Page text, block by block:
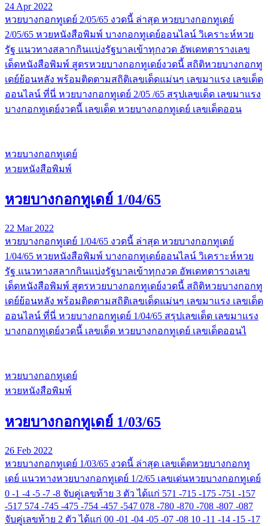
24 Apr 2022
หวยบางกอกทูเดย์ 2/05/65 งวดนี้ ล่าสุด หวยบางกอกทูเดย์
2/05/65 หวยหนังสือพิมพ์ บางกอกทูเดย์ออนไลน์ วิเคราะห์หวย
รัฐ แนวทางสลากกินแบ่งรัฐบาลเข้าทุกงวด อัพเดทตารางเลข
เด็ดหนังสือพิมพ์ สูตรหวยบางกอกทูเดย์งวดนี้ สถิติหวยบางกอกทู
เดย์ย้อนหลัง พร้อมติดตามสถิติเลขเด็ดแม่นๆ เลขมาแรง เลขเด็ด
ออนไลน์ ที่นี่ หวยบางกอกทูเดย์ 2/05 /65 สรุปเลขเด็ด เลขมาแรง
บางกอกทูเดย์งวดนี้ เลขเด็ด หวยบางกอกทูเดย์ เลขเด็ดออน
หวยบางกอกทูเดย์
หวยหนังสือพิมพ์
หวยบางกอกทูเดย์ 1/04/65
22 Mar 2022
หวยบางกอกทูเดย์ 1/04/65 งวดนี้ ล่าสุด หวยบางกอกทูเดย์
1/04/65 หวยหนังสือพิมพ์ บางกอกทูเดย์ออนไลน์ วิเคราะห์หวย
รัฐ แนวทางสลากกินแบ่งรัฐบาลเข้าทุกงวด อัพเดทตารางเลข
เด็ดหนังสือพิมพ์ สูตรหวยบางกอกทูเดย์งวดนี้ สถิติหวยบางกอกทู
เดย์ย้อนหลัง พร้อมติดตามสถิติเลขเด็ดแม่นๆ เลขมาแรง เลขเด็ด
ออนไลน์ ที่นี่ หวยบางกอกทูเดย์ 1/04/65 สรุปเลขเด็ด เลขมาแรง
บางกอกทูเดย์งวดนี้ เลขเด็ด หวยบางกอกทูเดย์ เลขเด็ดออนไ
หวยบางกอกทูเดย์
หวยหนังสือพิมพ์
หวยบางกอกทูเดย์ 1/03/65
26 Feb 2022
หวยบางกอกทูเดย์ 1/03/65 งวดนี้ ล่าสุด เลขเด็ดหวยบางกอกทู
เดย์ แนวทางหวยบางกอกทูเดย์ 1/2/65 เลขเด่นหวยบางกอกทูเดย์
0 -1 -4 -5 -7 -8 จับคู่เลขท้าย 3 ตัว ได้แก่ 571 -715 -175 -751 -157
-517 574 -745 -475 -754 -457 -547 078 -780 -870 -708 -807 -087
จับคู่เลขท้าย 2 ตัว ได้แก่ 00 -01 -04 -05 -07 -08 10 -11 -14 -15 -17